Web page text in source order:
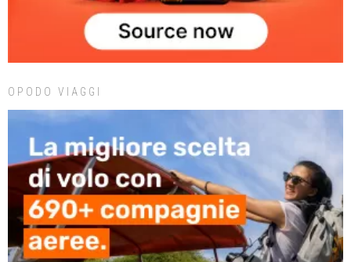
OPODO VIAGGI